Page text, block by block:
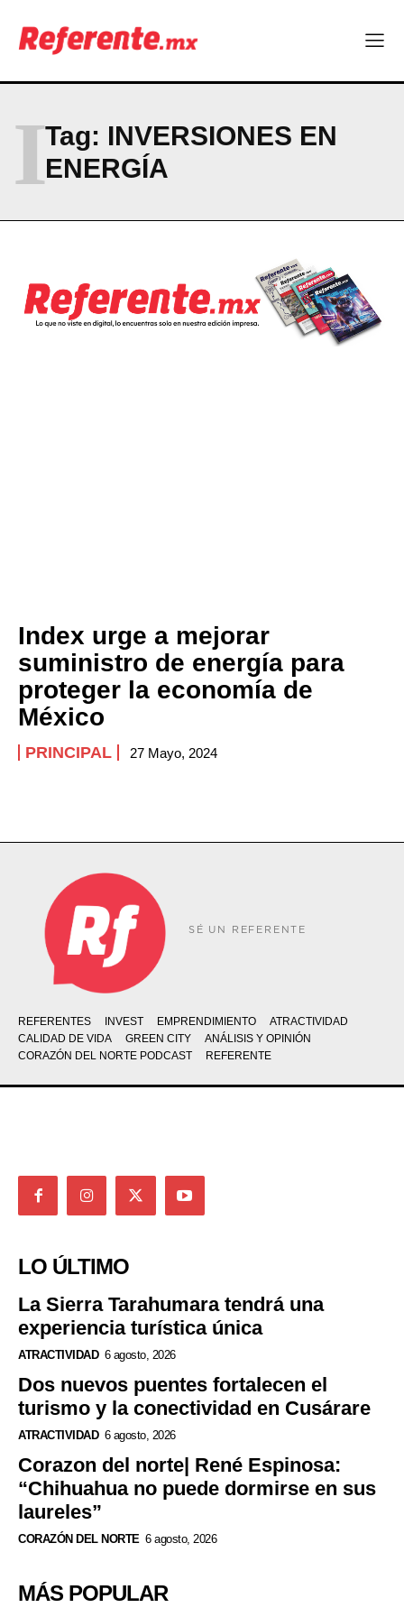
CONTACT
PRIVACY POLICY
Tag: INVERSIONES EN
ENERGÍA
I
Index urge a mejorar
suministro de energía para
proteger la economía de
México
PRINCIPAL 27 Mayo, 2024
SÉ UN REFERENTE
REFERENTES INVEST EMPRENDIMIENTO
ATRACTIVIDAD
CALIDAD DE VIDA
GREEN CITY
ANÁLISIS Y OPINIÓN
CORAZÓN DEL NORTE PODCAST
REFERENTE
LO ÚLTIMO
La Sierra Tarahumara tendrá una
experiencia turística única
ATRACTIVIDAD 6 agosto, 2026
Dos nuevos puentes fortalecen el
turismo y la conectividad en Cusárare
ATRACTIVIDAD 6 agosto, 2026
Corazon del norte| René Espinosa:
“Chihuahua no puede dormirse en sus
laureles”
CORAZÓN DEL NORTE 6 agosto, 2026
MÁS POPULAR